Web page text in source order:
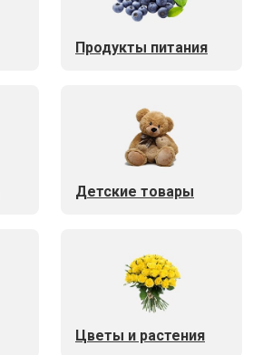
Продукты питания
Детские товары
Цветы и растения